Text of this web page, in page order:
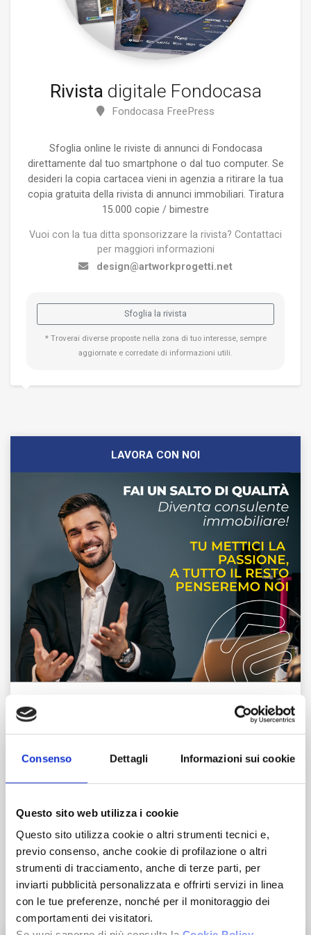
Consenso Dettagli Informazioni sui cookie
Questo sito web utilizza i cookie
Questo sito utilizza cookie o altri strumenti tecnici e,
previo consenso, anche cookie di profilazione o altri
strumenti di tracciamento, anche di terze parti, per
inviarti pubblicità personalizzata e offrirti servizi in linea
con le tue preferenze, nonché per il monitoraggio dei
comportamenti dei visitatori.
Rivista digitale Fondocasa
Fondocasa FreePress
Sfoglia online le riviste di annunci di Fondocasa
direttamente dal tuo smartphone o dal tuo computer. Se
desideri la copia cartacea vieni in agenzia a ritirare la tua
copia gratuita della rivista di annunci immobiliari. Tiratura
15.000 copie / bimestre
Vuoi con la tua ditta sponsorizzare la rivista? Contattaci
per maggiori informazioni
design@artworkprogetti.net
Sfoglia la rivista
* Troverai diverse proposte nella zona di tuo interesse, sempre
aggiornate e corredate di informazioni utili.
LAVORA CON NOI
Know-how di oltre 35 anni
Invia il tuo CV